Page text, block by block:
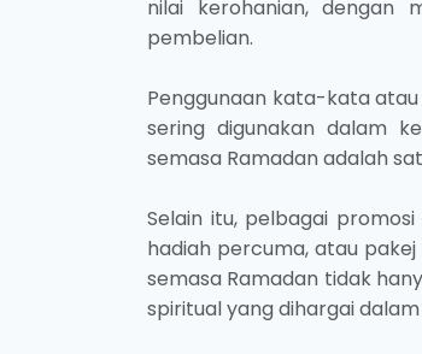
nilai kerohanian, dengan
pembelian.
Penggunaan kata-kata
sering digunakan dalam
semasa Ramadan adalah
Selain itu, pelbagai
hadiah percuma, atau
semasa Ramadan tidak
spiritual yang dihargai